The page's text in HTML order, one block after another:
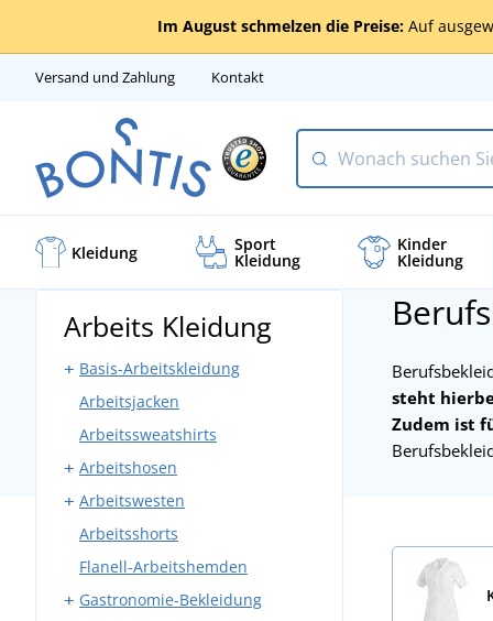
Im August schmelzen die Preise: Auf
Versand und Zahlung Kontakt
Kleidung Sport
Kleidung
Kinder
Kleidung
steht
Zudem ist
Arbeits Kleidung
Basis-Arbeitskleidung
Arbeitshosen mit Latz
Arbeitshosen ohne Latz
Bundjacken
Arbeitskleidung Sets
Overalls
Winter-Arbeitskleidung
Arbeitsjacken
Arbeitssweatshirts
Arbeitshosen
Bundhosen
Latzhosen
Arbeitswesten
Westen mit Taschen
Winter-Arbeitswesten
Arbeitsshorts
Flanell-Arbeitshemden
Gastronomie-Bekleidung